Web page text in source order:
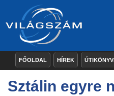
FŐOLDAL HÍREK
Sztálin egyre